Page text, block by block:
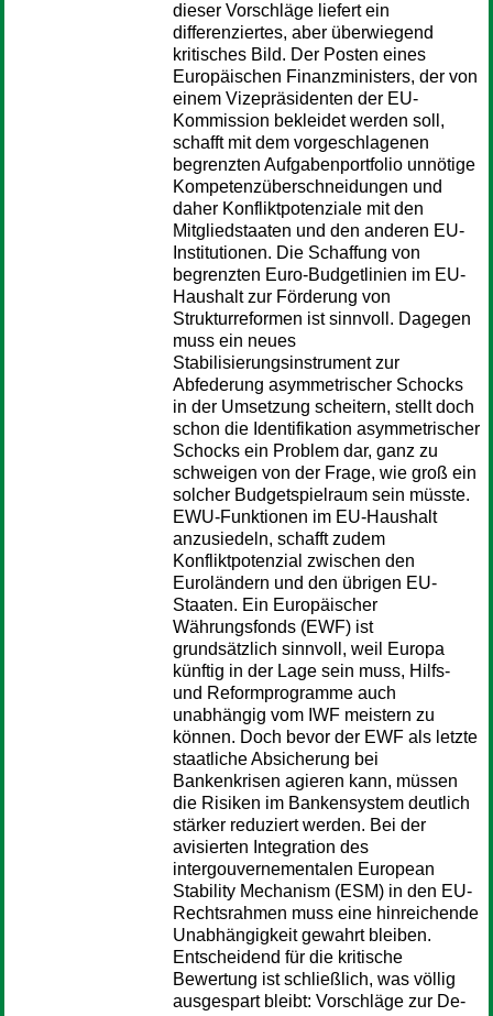
dieser Vorschläge liefert ein
differenziertes, aber überwiegend
kritisches Bild. Der Posten eines
Europäischen Finanzministers, der von
einem Vizepräsidenten der EU-
Kommission bekleidet werden soll,
schafft mit dem vorgeschlagenen
begrenzten Aufgabenportfolio unnötige
Kompetenzüberschneidungen und
daher Konfliktpotenziale mit den
Mitgliedstaaten und den anderen EU-
Institutionen. Die Schaffung von
begrenzten Euro-Budgetlinien im EU-
Haushalt zur Förderung von
Strukturreformen ist sinnvoll. Dagegen
muss ein neues
Stabilisierungsinstrument zur
Abfederung asymmetrischer Schocks
in der Umsetzung scheitern, stellt doch
schon die Identifikation asymmetrischer
Schocks ein Problem dar, ganz zu
schweigen von der Frage, wie groß ein
solcher Budgetspielraum sein müsste.
EWU-Funktionen im EU-Haushalt
anzusiedeln, schafft zudem
Konfliktpotenzial zwischen den
Euroländern und den übrigen EU-
Staaten. Ein Europäischer
Währungsfonds (EWF) ist
grundsätzlich sinnvoll, weil Europa
künftig in der Lage sein muss, Hilfs-
und Reformprogramme auch
unabhängig vom IWF meistern zu
können. Doch bevor der EWF als letzte
staatliche Absicherung bei
Bankenkrisen agieren kann, müssen
die Risiken im Bankensystem deutlich
stärker reduziert werden. Bei der
avisierten Integration des
intergouvernementalen European
Stability Mechanism (ESM) in den EU-
Rechtsrahmen muss eine hinreichende
Unabhängigkeit gewahrt bleiben.
Entscheidend für die kritische
Bewertung ist schließlich, was völlig
ausgespart bleibt: Vorschläge zur De-